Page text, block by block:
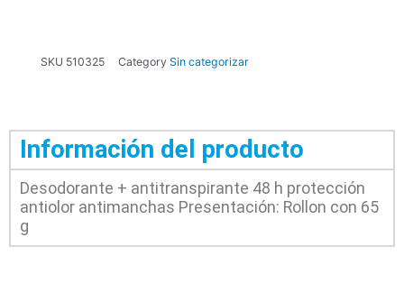
SKU 510325 Category Sin categorizar
Información del producto
Desodorante + antitranspirante 48 h protección
antiolor antimanchas Presentación: Rollon con 65
g